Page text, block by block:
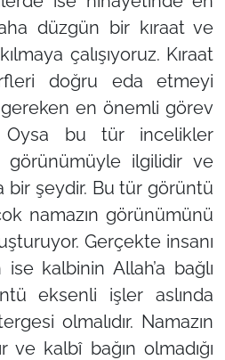
düzgün bir kıraat ve
çalışıyoruz. Kıraat
doğru eda etmeyi
en önemli görev
Oysa bu tür incelikler
görünümüyle ilgilidir ve
bir şeydir. Bu tür görüntü
namazın görünümünü
Gerçekte insanı
ise kalbinin Allah’a bağlı
eksenli işler aslında
olmalıdır. Namazın
ve kalbî bağın olmadığı